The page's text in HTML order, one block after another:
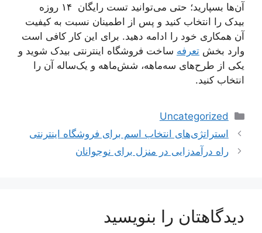
آن‌ها بسپارید؛ حتی می‌توانید تست رایگان ۱۴ روزه
بیدک را انتخاب کنید و پس از اطمینان نسبت به کیفیت
آن همکاری خود را ادامه دهید. برای این کار کافی است
وارد بخش تعرفه ساخت فروشگاه اینترنتی بیدک شوید و
یکی از طرح‌های سه‌ماهه، شش‌ماهه و یک‌ساله آن را
انتخاب کنید.
دسته‌ها
Uncategorized
ناوبری
نوشته‌ها
استراتژی‌های انتخاب اسم برای فروشگاه اینترنتی
راه درآمدزایی در منزل برای نوجوانان
دیدگاهتان را بنویسید